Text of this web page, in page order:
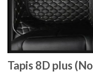
Tapis 8D plus